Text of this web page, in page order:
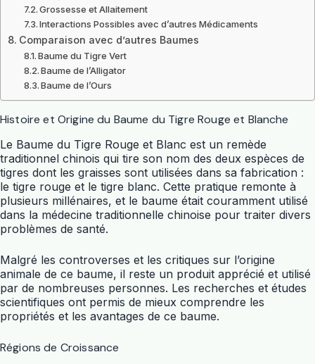
Grossesse et Allaitement
Interactions Possibles avec d’autres Médicaments
Comparaison avec d’autres Baumes
Baume du Tigre Vert
Baume de l’Alligator
Baume de l’Ours
Histoire et Origine du Baume du Tigre Rouge et Blanche
Le Baume du Tigre Rouge et Blanc est un remède
traditionnel chinois qui tire son nom des deux espèces de
tigres dont les graisses sont utilisées dans sa fabrication :
le tigre rouge et le tigre blanc. Cette pratique remonte à
plusieurs millénaires, et le baume était couramment utilisé
dans la médecine traditionnelle chinoise pour traiter divers
problèmes de santé.
Malgré les controverses et les critiques sur l’origine
animale de ce baume, il reste un produit apprécié et utilisé
par de nombreuses personnes. Les recherches et études
scientifiques ont permis de mieux comprendre les
propriétés et les avantages de ce baume.
Régions de Croissance